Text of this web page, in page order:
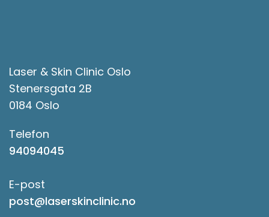
Laser & Skin Clinic Oslo
Stenersgata 2B
0184 Oslo
Telefon
94094045
E-post
post@laserskinclinic.no